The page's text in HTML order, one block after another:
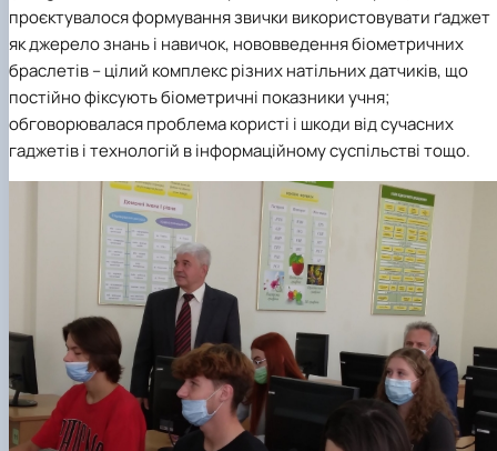
проєктувалося формування звички використовувати ґаджет
як джерело знань і навичок, нововведення біометричних
браслетів – цілий комплекс різних натільних датчиків, що
постійно фіксують біометричні показники учня;
обговорювалася проблема користі і шкоди від сучасних
гаджетів і технологій в інформаційному суспільстві тощо.